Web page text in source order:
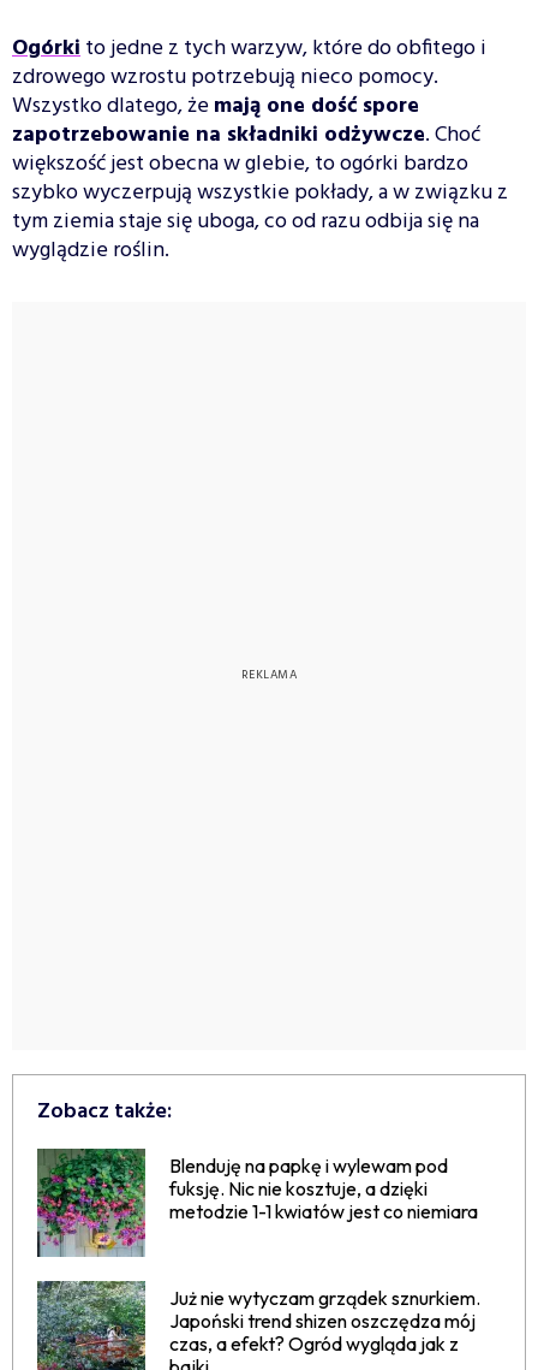
Ogórkito jedne z tych warzyw, które do obfitego i
zdrowego wzrostu potrzebują nieco pomocy.
Wszystko dlatego, żemają one dość spore
zapotrzebowanie na składniki odżywcze. Choć
większość jest obecna w glebie, to ogórki bardzo
szybko wyczerpują wszystkie pokłady, a w związku z
tym ziemia staje się uboga, co od razu odbija się na
wyglądzie roślin.
Zobacz także:
Blenduję na papkę i wylewam pod
fuksję. Nic nie kosztuje, a dzięki
metodzie 1-1 kwiatów jest co niemiara
Już nie wytyczam grządek sznurkiem.
Japoński trend shizen oszczędza mój
czas, a efekt? Ogród wygląda jak z